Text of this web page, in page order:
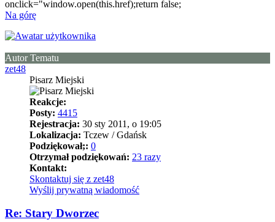
onclick="window.open(this.href);return false;
Na górę
Autor Tematu
zet48
Pisarz Miejski
Reakcje:
Posty: 4415
Rejestracja: 30 sty 2011, o 19:05
Lokalizacja: Tczew / Gdańsk
Podziękował;: 0
Otrzymał podziękowań: 23 razy
Kontakt:
Skontaktuj się z zet48
Wyślij prywatną wiadomość
Re: Stary Dworzec